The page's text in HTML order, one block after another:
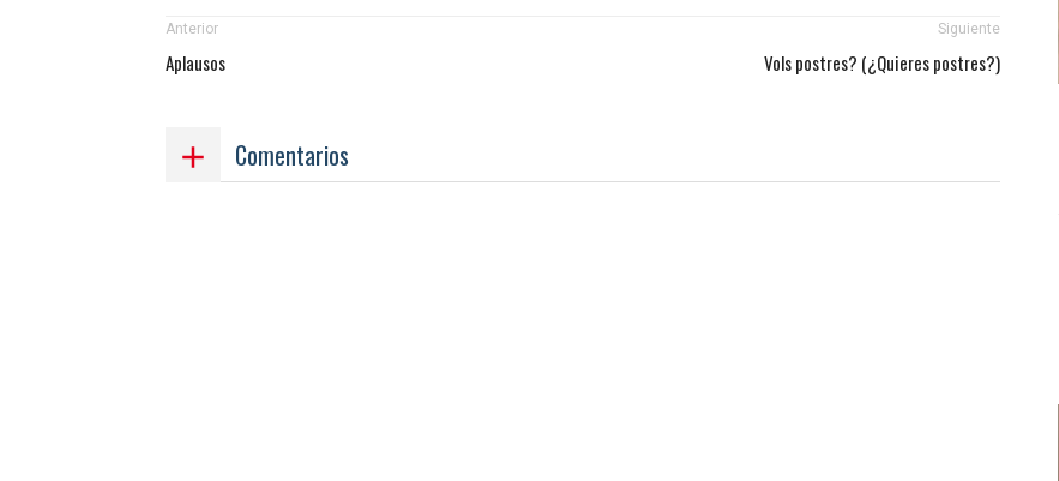
Anterior
Aplausos
Siguiente
Vols postres? (¿Quieres postres?)
Comentarios